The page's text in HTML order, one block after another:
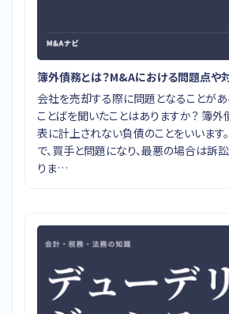
簿外債務とは？M&Aにおける問題点や
会社を売却する際に問題となることが
ことばを聞いたことはありますか？ 簿外
表に計上されない負債のことをいいます
で、買手と問題になり、最悪の場合は訴
りま…